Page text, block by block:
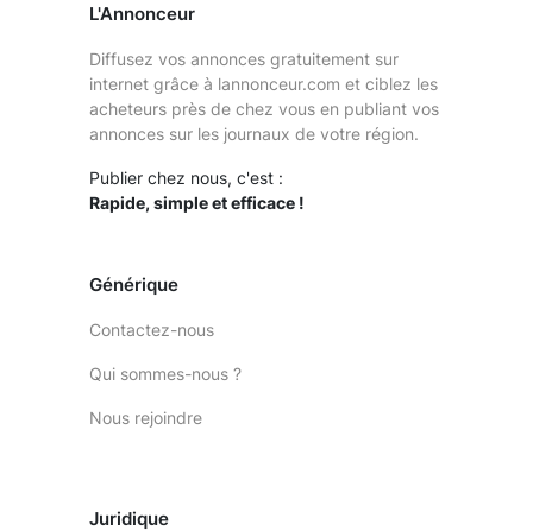
L'Annonceur
Diffusez vos annonces gratuitement sur
internet grâce à lannonceur.com et ciblez les
acheteurs près de chez vous en publiant vos
annonces sur les journaux de votre région.
Publier chez nous, c'est :
Rapide, simple et efficace !
Générique
Contactez-nous
Qui sommes-nous ?
Nous rejoindre
Juridique